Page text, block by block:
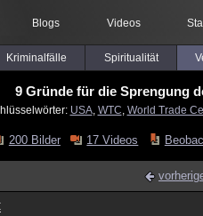
Blogs Videos
Kriminalfälle Spiritualität
9 Gründe für die Sprengung
USA, WTC World Trade
200 Bilder 17 Videos